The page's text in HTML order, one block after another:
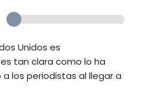
Unidos es
tan clara como lo ha
los periodistas al llegar a